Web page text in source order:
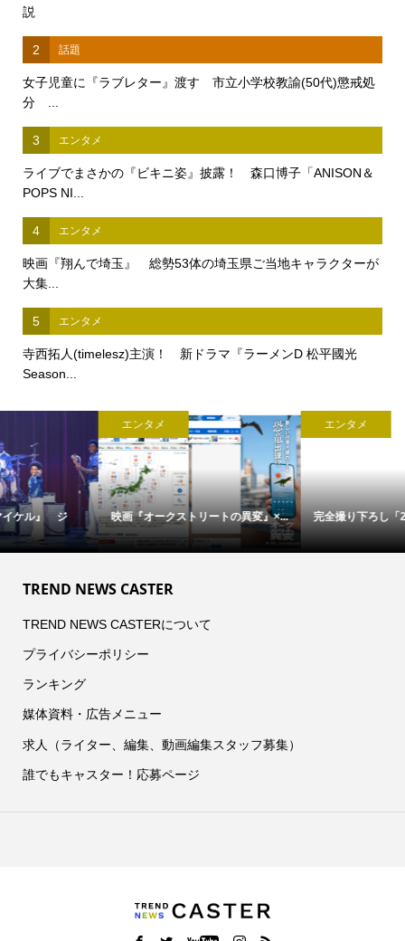
説
2 話題
女子児童に『ラブレター』渡す 市立小学校教諭(50代)懲戒処
分 ...
3 エンタメ
ライブでまさかの『ビキニ姿』披露！ 森口博子「ANISON＆
POPS NI...
4 エンタメ
映画『翔んで埼玉』 総勢53体の埼玉県ご当地キャラクターが
大集...
5 エンタメ
寺西拓人(timelesz)主演！ 新ドラマ『ラーメンD 松平國光
Season...
完全撮り下ろし「2027年版 羽生結...
エンタメ
【中島裕翔】初写真展 『7okyo
c...
TREND NEWS CASTER
TREND NEWS CASTERについて
プライバシーポリシー
ランキング
媒体資料・広告メニュー
求人（ライター、編集、動画編集スタッフ募集）
誰でもキャスター！応募ページ